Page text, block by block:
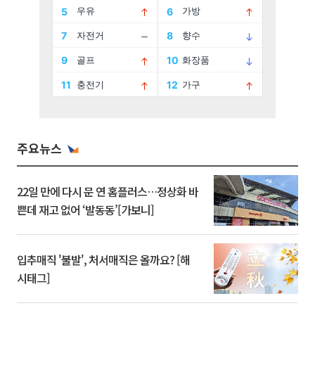
주요뉴스
22일 만에 다시 문 연 홈플러스…정상화 바
쁜데 재고 없어 ‘발동동’[가보니]
입추매직 '불발', 처서매직은 올까요? [해
시태그]